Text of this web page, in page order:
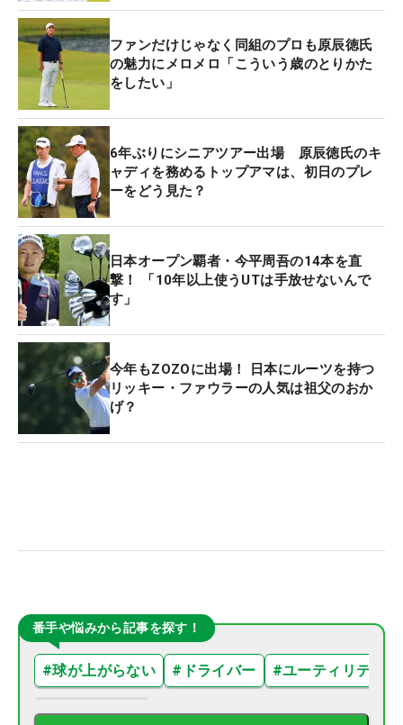
ファンだけじゃなく同組のプロも原辰徳氏
の魅力にメロメロ「こういう歳のとりかた
をしたい」
6年ぶりにシニアツアー出場 原辰徳氏のキ
ャディを務めるトップアマは、初日のプレ
ーをどう見た？
日本オープン覇者・今平周吾の14本を直
撃！ 「10年以上使うUTは手放せないんで
す」
今年もZOZOに出場！ 日本にルーツを持つ
リッキー・ファウラーの人気は祖父のおか
げ？
番手や悩みから記事を探す！
#球が上がらない # ドライバー #ユーティリティ